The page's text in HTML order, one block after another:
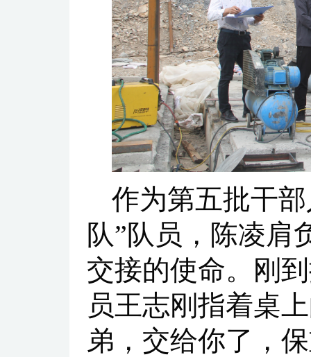
作为第五批干
队”队员，陈凌肩
交接的使命。刚
员王志刚指着桌
弟，交给你了，